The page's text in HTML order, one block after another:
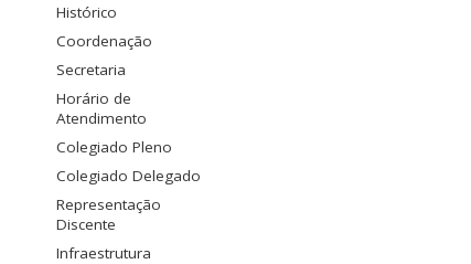
Histórico
Coordenação
Secretaria
Horário de
Atendimento
Colegiado Pleno
Colegiado Delegado
Representação
Discente
Infraestrutura